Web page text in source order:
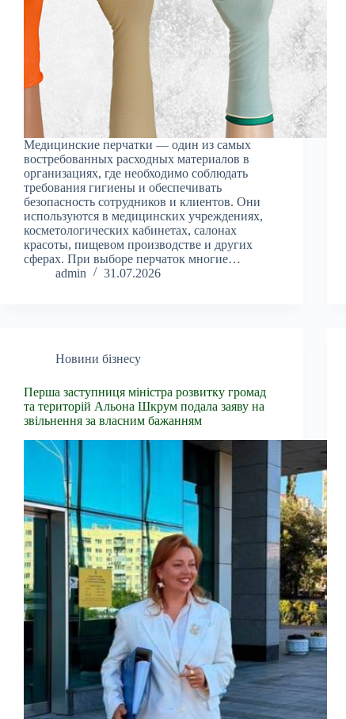
Медицинские перчатки — один из самых
востребованных расходных материалов в
организациях, где необходимо соблюдать
требования гигиены и обеспечивать
безопасность сотрудников и клиентов. Они
используются в медицинских учреждениях,
косметологических кабинетах, салонах
красоты, пищевом производстве и других
сферах. При выборе перчаток многие…
admin
31.07.2026
Новини бізнесу
Перша заступниця міністра розвитку громад
та територій Альона Шкрум подала заяву на
звільнення за власним бажанням